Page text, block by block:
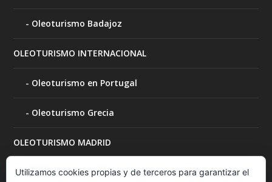
Oleoturismo Badajoz
OLEOTURISMO INTERNACIONAL
Oleoturismo en Portugal
Oleoturismo Grecia
OLEOTURISMO MADRID
OLEOTURISMO MURCIA
Utilizamos cookies propias y de terceros para garantizar el